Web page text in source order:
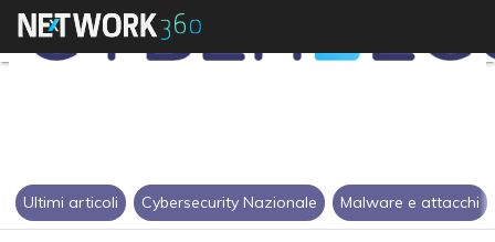
Ultimi articoli Cybersecurity Nazionale Malware e attacchi